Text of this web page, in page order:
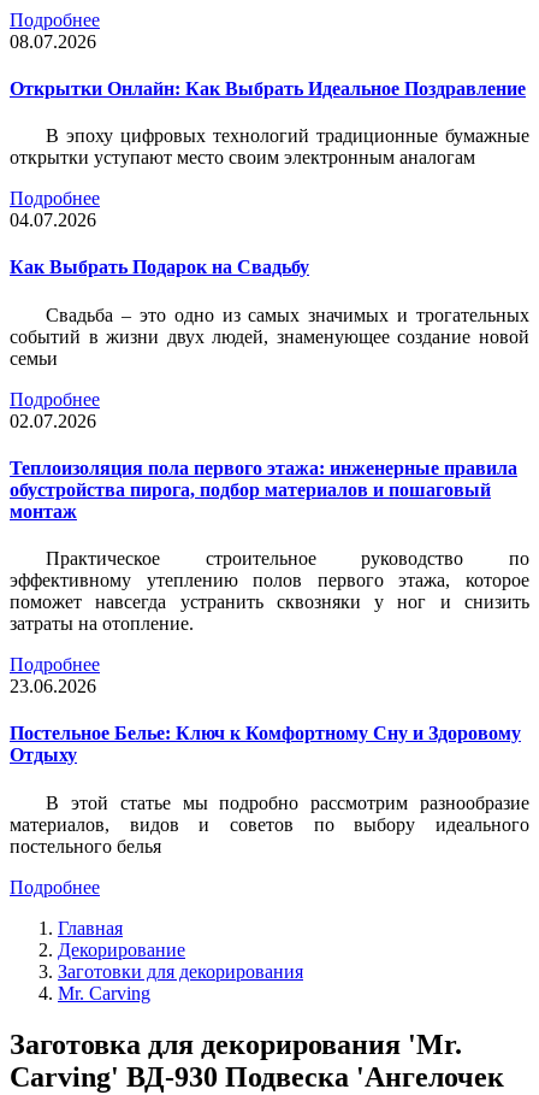
Подробнее
08.07.2026
Открытки Онлайн: Как Выбрать Идеальное Поздравление
В эпоху цифровых технологий традиционные бумажные
открытки уступают место своим электронным аналогам
Подробнее
04.07.2026
Как Выбрать Подарок на Свадьбу
Свадьба – это одно из самых значимых и трогательных
событий в жизни двух людей, знаменующее создание новой
семьи
Подробнее
02.07.2026
Теплоизоляция пола первого этажа: инженерные правила
обустройства пирога, подбор материалов и пошаговый
монтаж
Практическое строительное руководство по
эффективному утеплению полов первого этажа, которое
поможет навсегда устранить сквозняки у ног и снизить
затраты на отопление.
Подробнее
23.06.2026
Постельное Белье: Ключ к Комфортному Сну и Здоровому
Отдыху
В этой статье мы подробно рассмотрим разнообразие
материалов, видов и советов по выбору идеального
постельного белья
Подробнее
Главная
Декорирование
Заготовки для декорирования
Mr. Carving
Заготовка для декорирования 'Mr.
Carving' ВД-930 Подвеска 'Ангелочек